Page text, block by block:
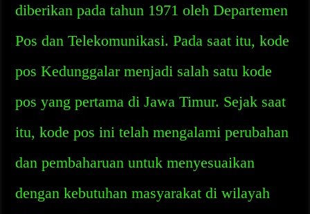
diberikan pada tahun 1971 oleh Departemen
Pos dan Telekomunikasi. Pada saat itu, kode
pos Kedunggalar menjadi salah satu kode
pos yang pertama di Jawa Timur. Sejak saat
itu, kode pos ini telah mengalami perubahan
dan pembaharuan untuk menyesuaikan
dengan kebutuhan masyarakat di wilayah